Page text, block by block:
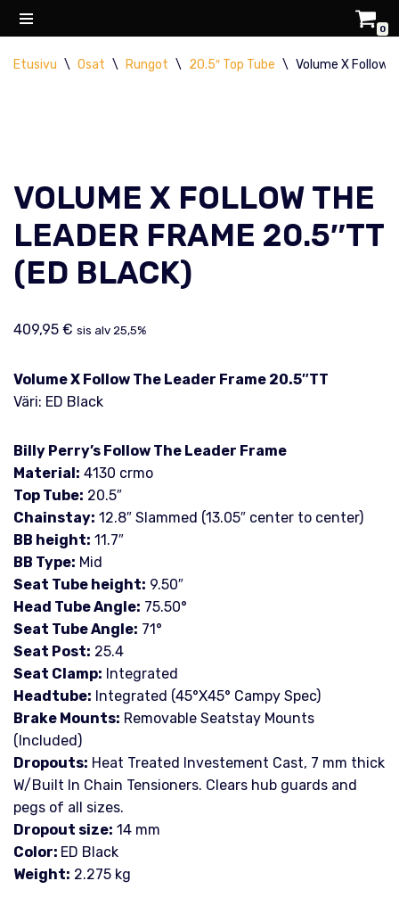
suoraan
0
Etusivu \ Osat \ Rungot \ 20.5″ Top Tube \ Volume X Follow
VOLUME X FOLLOW THE
LEADER FRAME 20.5″TT
(ED BLACK)
409,95 € sis alv 25,5%
Volume X Follow The Leader Frame 20.5″TT
Väri: ED Black
Billy Perry’s Follow The Leader Frame
Material: 4130 crmo
Top Tube: 20.5″
Chainstay: 12.8″ Slammed (13.05″ center to center)
BB height: 11.7″
BB Type: Mid
Seat Tube height: 9.50″
Head Tube Angle: 75.50°
Seat Tube Angle: 71°
Seat Post: 25.4
Seat Clamp: Integrated
Headtube: Integrated (45°X45° Campy Spec)
Brake Mounts: Removable Seatstay Mounts
(Included)
Dropouts: Heat Treated Investement Cast, 7 mm thick
W/Built In Chain Tensioners. Clears hub guards and
pegs of all sizes.
Dropout size: 14 mm
Color: ED Black
Weight: 2.275 kg